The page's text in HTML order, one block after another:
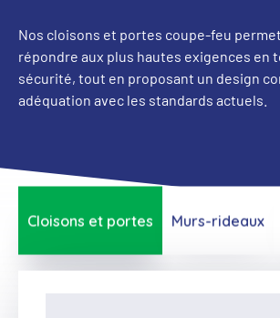
Nos cloisons et portes coupe-feu
répondre aux plus hautes exigences en
sécurité, tout en proposant un design
adéquation avec les standards actuels.
Cloisons et portes Murs-rideaux